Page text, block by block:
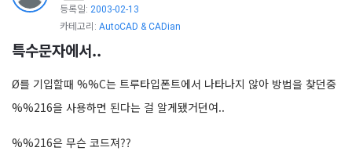
중
심
등록일: 2003-02-13
카테고리: AutoCAD & CADian
특수문자에서..
Ø를 기입할때 %%C는 트루타입폰트에서 나타나지 않아 방법을 찾던중
%%216을 사용하면 된다는 걸 알게됐거던여..
%%216은 무슨 코드져??